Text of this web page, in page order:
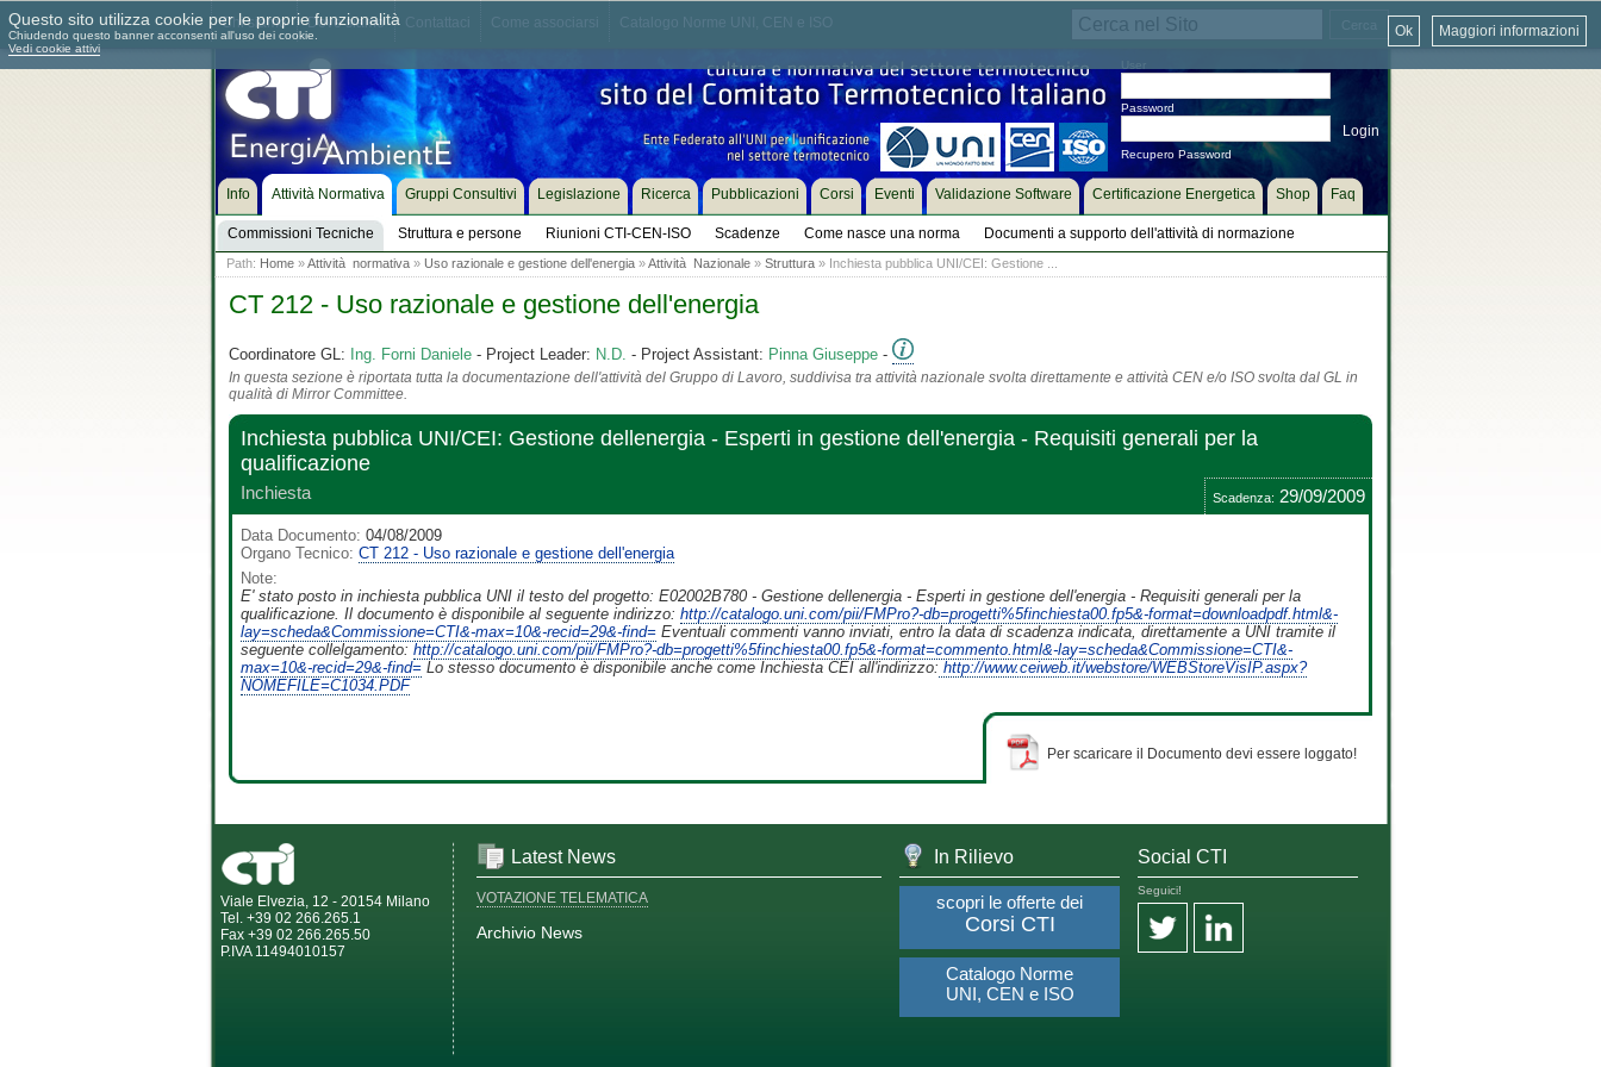
Chi siamo Dove siamo
Password
Recupero Password
Info Attività Normativa
Commissioni Tecniche Struttura e persone Riunioni CTI-CEN-ISO Scadenze Come nasce una norma Documenti a supporto dell'attività di normazione
Gruppi Consultivi Legislazione Ricerca Pubblicazioni Corsi Eventi Validazione Software Certificazione Energetica Shop Faq
Path: Home»Attività normativa» Uso razionale e gestione dell'energia»Attività Nazionale» Struttura» Inchiesta pubblica UNI/CEI: Gestione ...
CT 212 - Uso razionale e gestione dell'energia
Coordinatore GL: Ing. Forni Daniele- Project Leader: N.D. - Project Assistant: Pinna Giuseppe-
In questa sezione è riportata tutta la documentazione dell'attività del Gruppo di Lavoro, suddivisa tra attività nazionale svolta direttamente e attività CEN e/o ISO svolta dal GL in
qualità di Mirror Committee.
Inchiesta pubblica UNI/CEI: Gestione dellenergia - Esperti in gestione dell'energia - Requisiti generali per la
qualificazione
Inchiesta Scadenza: 29/09/2009
Data Documento: 04/08/2009
Organo Tecnico: CT 212 - Uso razionale e gestione dell'energia
Note:
E' stato posto in inchiesta pubblica UNI il testo del progetto: E02002B780 - Gestione dellenergia - Esperti in gestione dell'energia - Requisiti generali per la
qualificazione. Il documento è disponibile al seguente indirizzo: http://catalogo.uni.com/pii/FMPro?-db=progetti%5finchiesta00.fp5&-format=downloadpdf.html&-
lay=scheda&Commissione=CTI&-max=10&-recid=29&-find=Eventuali commenti vanno inviati, entro la data di scadenza indicata, direttamente a UNI tramite il
seguente collelgamento: http://catalogo.uni.com/pii/FMPro?-db=progetti%5finchiesta00.fp5&-format=commento.html&-lay=scheda&Commissione=CTI&-
max=10&-recid=29&-find=Lo stesso documento è disponibile anche come Inchiesta CEI all'indirizzo: http://www.ceiweb.it/webstore/WEBStoreVisIP.aspx?
NOMEFILE=C1034.PDF
Per scaricare il Documento devi essere loggato!
Viale Elvezia, 12 - 20154 Milano
Tel. +39 02 266.265.1
Fax +39 02 266.265.50
P.IVA 11494010157
Latest News
VOTAZIONE TELEMATICA
Archivio News
In Rilievo
scopri le offerte dei
Corsi CTI
Catalogo Norme
UNI, CEN e ISO
Social CTI
Seguici!
Questo sito utilizza cookie per le proprie funzionalità
Chiudendo questo banner acconsenti all'uso dei cookie.
Vedi cookie attivi
Maggiori informazioni
Ok